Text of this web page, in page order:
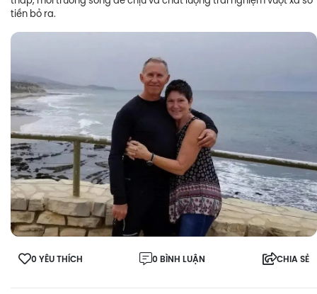
tiền bỏ ra.
0 YÊU THÍCH 0 BÌNH LUẬN CHIA SẺ